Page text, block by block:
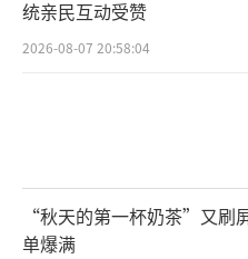
统亲民互动受赞
2026-08-07 20:58:04
“秋天的第一杯奶茶”又刷
单爆满